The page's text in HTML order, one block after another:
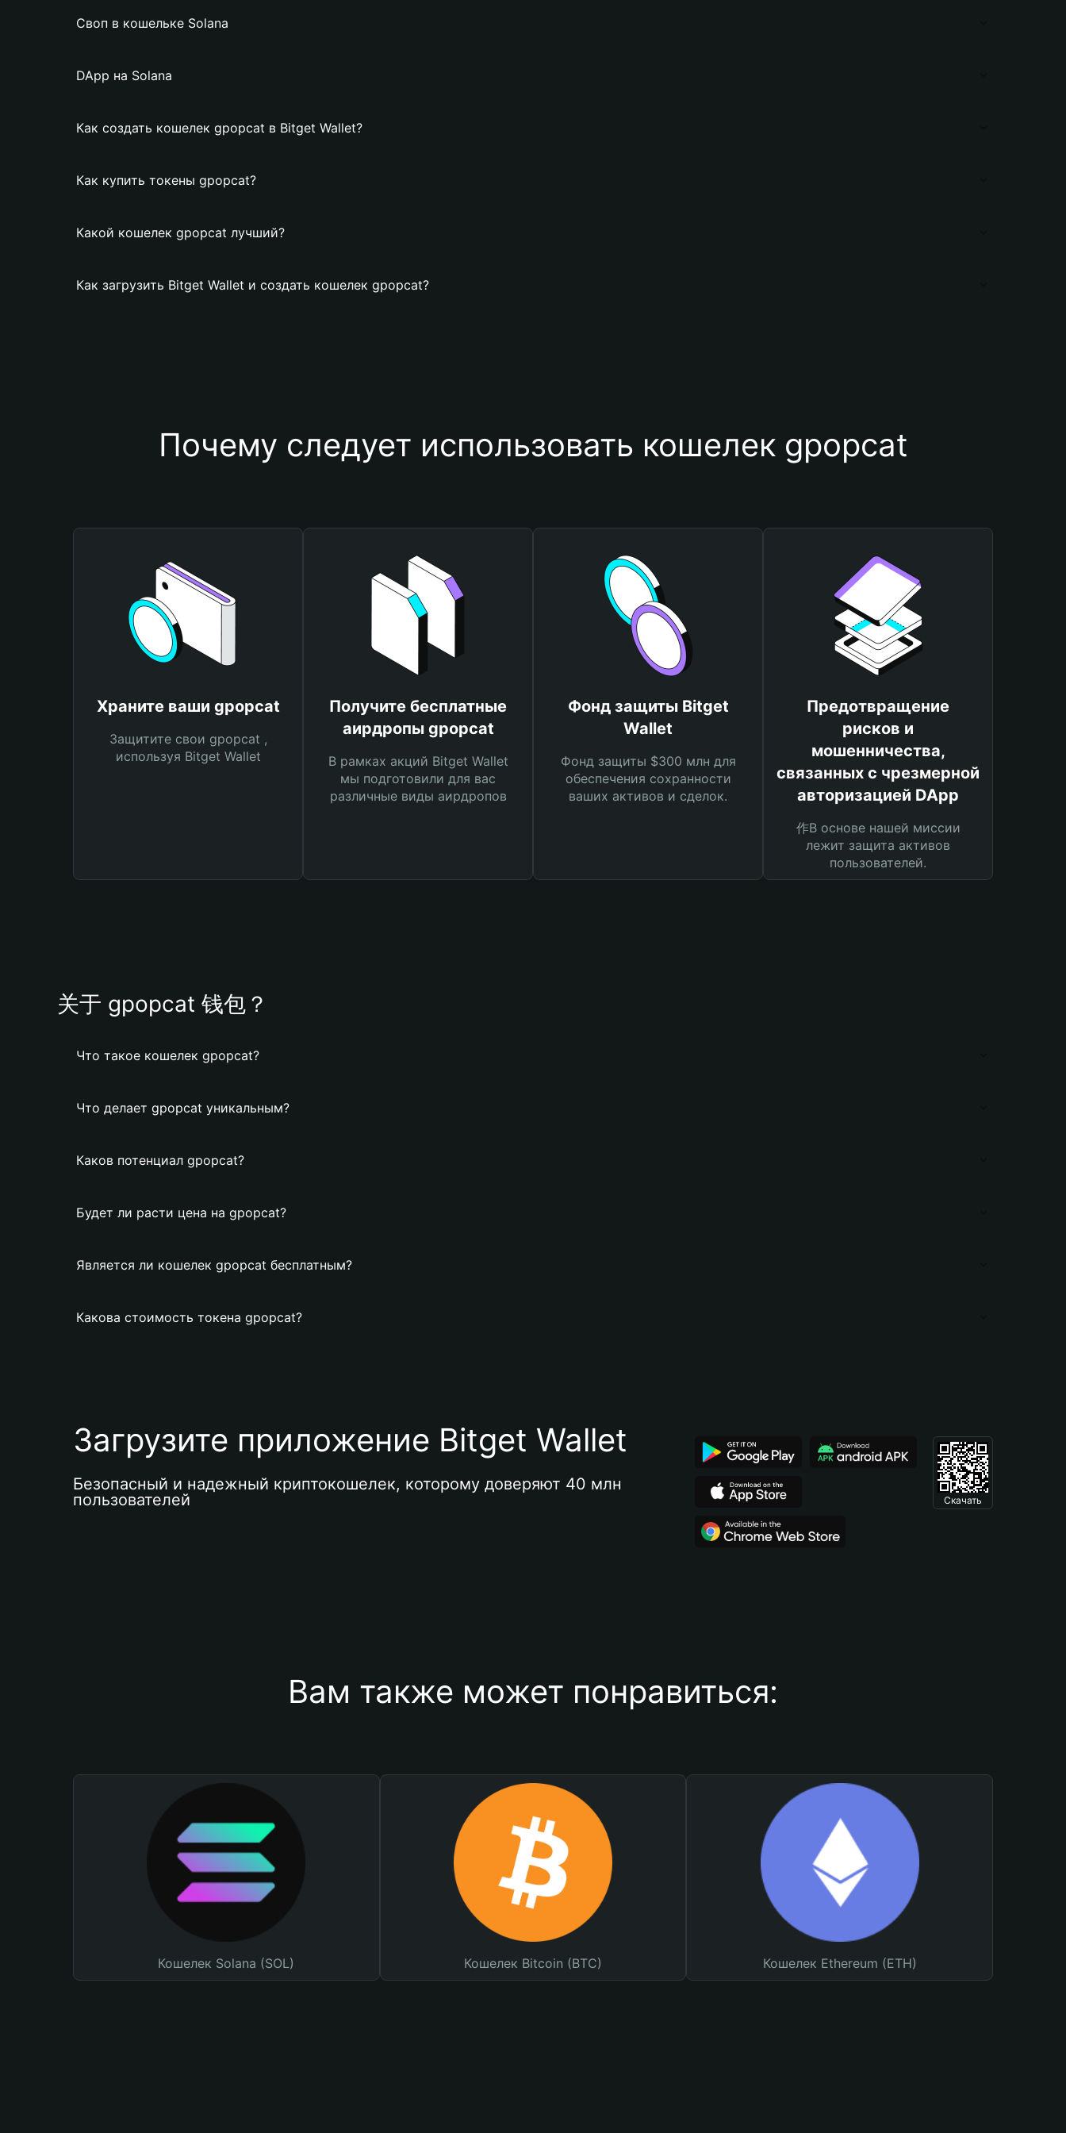
Своп в кошельке Solana
DApp на Solana
Как создать кошелек gpopcat в Bitget Wallet?
Как купить токены gpopcat?
Какой кошелек gpopcat лучший?
Как загрузить Bitget Wallet и создать кошелек gpopcat?
Почему следует использовать кошелек gpopcat
Храните ваши gpopcat
Защитите свои gpopcat ,
используя Bitget Wallet
Получите бесплатные
аирдропы gpopcat
В рамках акций Bitget Wallet
мы подготовили для вас
различные виды аирдропов
Фонд защиты Bitget
Wallet
Фонд защиты $300 млн для
обеспечения сохранности
ваших активов и сделок.
Предотвращение
рисков и
мошенничества,
связанных с чрезмерной
авторизацией DApp
作В основе нашей миссии
лежит защита активов
пользователей.
关于 gpopcat 钱包？
Что такое кошелек gpopcat?
Что делает gpopcat уникальным?
Каков потенциал gpopcat?
Будет ли расти цена на gpopcat?
Является ли кошелек gpopcat бесплатным?
Какова стоимость токена gpopcat?
Загрузите приложение Bitget Wallet
Безопасный и надежный криптокошелек, которому доверяют 40 млн
пользователей
Скачать
Вам также может понравиться:
Кошелек Solana (SOL) Кошелек Bitcoin (BTC) Кошелек Ethereum (ETH)